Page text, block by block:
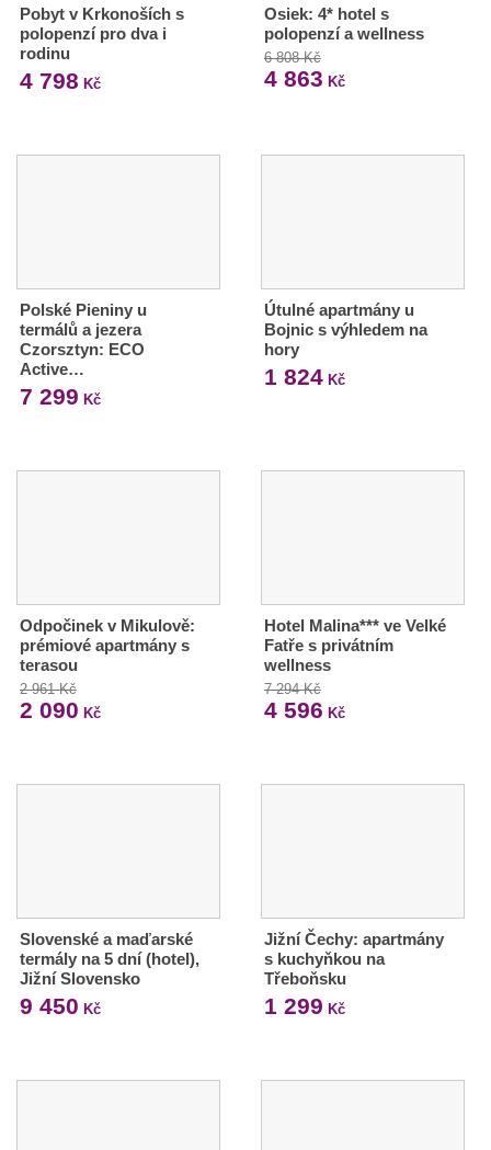
Pobyt v Krkonoších s
polopenzí pro dva i
rodinu
4 798 Kč
Osiek: 4* hotel s
polopenzí a wellness
6 808 Kč
4 863 Kč
Polské Pieniny u
termálů a jezera
Czorsztyn: ECO
Active…
7 299 Kč
Útulné apartmány u
Bojnic s výhledem na
hory
1 824Kč
Odpočinek v Mikulově:
prémiové apartmány s
terasou
2 961 Kč
2 090 Kč
Hotel Malina*** ve Velké
Fatře s privátním
wellness
7 294 Kč
4 596 Kč
Slovenské a maďarské
termály na 5 dní (hotel),
Jižní Slovensko
9 450 Kč
Jižní Čechy: apartmány
s kuchyňkou na
Třeboňsku
1 299 Kč